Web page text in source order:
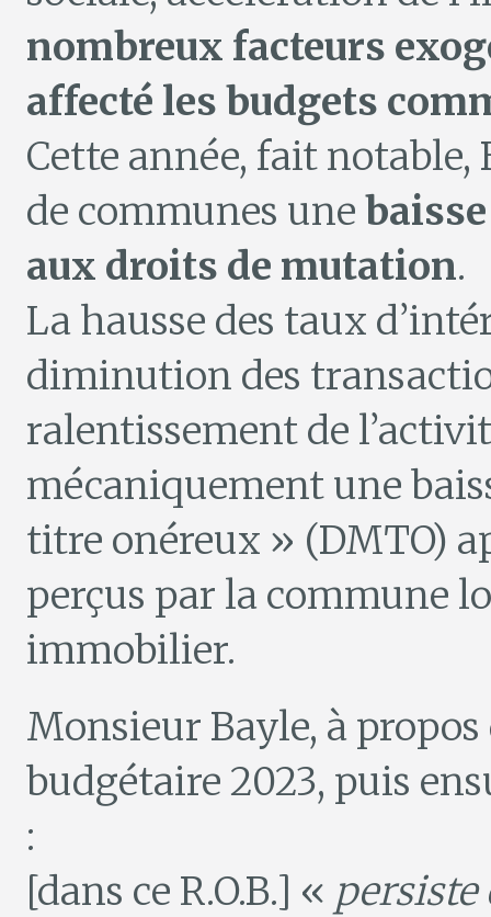
nombreux facteurs
affecté les budgets
Cette année, fait
de communes une
aux droits de mutation.
La hausse des taux
diminution des
ralentissement de
mécaniquement une
titre onéreux » (DMTO)
perçus par la commune
immobilier.
Monsieur Bayle, à
budgétaire 2023, puis
:
[dans ce R.O.B.] «